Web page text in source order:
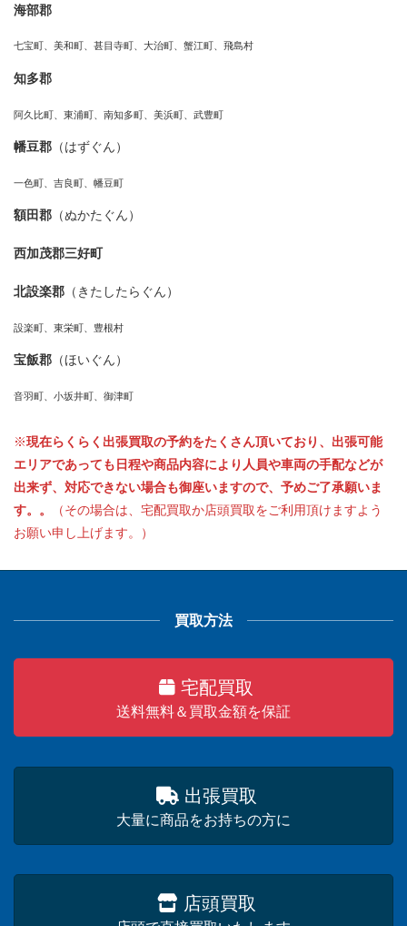
海部郡
七宝町、美和町、甚目寺町、大治町、蟹江町、飛島村
知多郡
阿久比町、東浦町、南知多町、美浜町、武豊町
幡豆郡 （はずぐん）
一色町、吉良町、幡豆町
額田郡 （ぬかたぐん）
西加茂郡三好町
北設楽郡 （きたしたらぐん）
設楽町、東栄町、豊根村
宝飯郡 （ほいぐん）
音羽町、小坂井町、御津町
※現在らくらく出張買取の予約をたくさん頂いており、出張可能
エリアであっても日程や商品内容により人員や車両の手配などが
出来ず、対応できない場合も御座いますので、予めご了承願いま
す。。
（その場合は、宅配買取か店頭買取をご利用頂けますよう
お願い申し上げます。）
買取方法
宅配買取
送料無料＆買取金額を保証
出張買取
大量に商品をお持ちの方に
店頭買取